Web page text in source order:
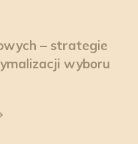
– strategie
wyboru